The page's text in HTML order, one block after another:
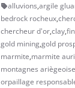
alluvions,argile
bedrock rocheux,
chercheur d'or,clay,
gold mining,gold
marmite,marmite
montagnes
orpaillage